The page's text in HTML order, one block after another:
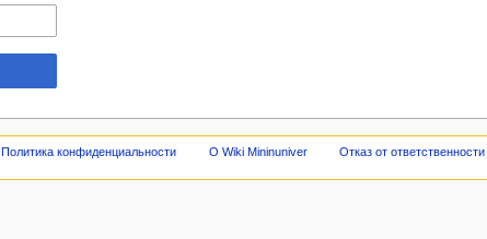
Политика конфиденциальности О Wiki Mininuniver Отказ от ответственности